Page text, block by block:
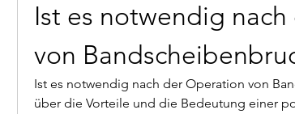
Ist es notwendig
von
Ist es notwendig nach der Operation von
über die Vorteile und die Bedeutung einer